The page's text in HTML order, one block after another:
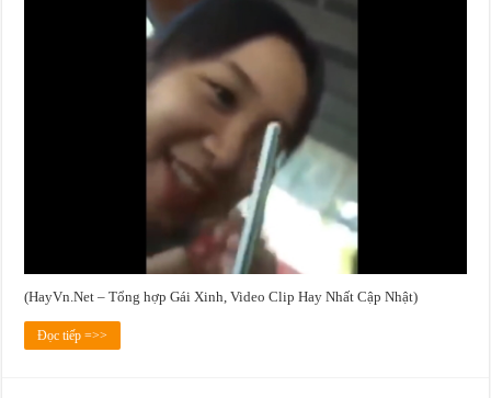
(HayVn.Net – Tổng hợp Gái Xinh, Video Clip Hay Nhất Cập Nhật)
Đọc tiếp =>>